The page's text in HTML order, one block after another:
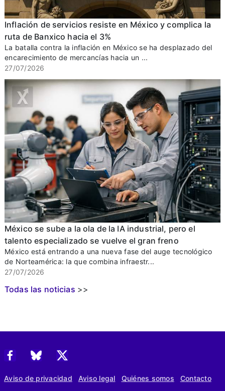
Inflación de servicios resiste en México y complica la
ruta de Banxico hacia el 3%
La batalla contra la inflación en México se ha desplazado del
encarecimiento de mercancías hacia un ...
27/07/2026
México se sube a la ola de la IA industrial, pero el
talento especializado se vuelve el gran freno
México está entrando a una nueva fase del auge tecnológico
de Norteamérica: la que combina infraestr...
27/07/2026
Todas las noticias >>
Aviso de privacidad Aviso legal Quiénes somos Contacto